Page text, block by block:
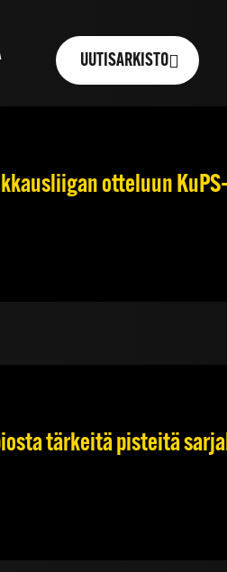
UUTISARKISTO
otteluun
tärkeitä pisteitä